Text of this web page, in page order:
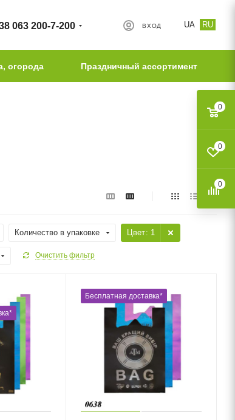
UA RU
ВХОД
063 200-7-200
огорода Праздничный ассортимент
Количество в упаковке Цвет: 1
Очистить фильтр
Бесплатная доставка*
0
0
0